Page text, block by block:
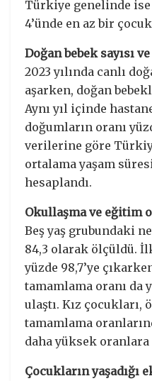
Türkiye genelinde ise
4’ünde en az bir
Doğan bebek sayısı
2023 yılında canlı
aşarken, doğan
Aynı yıl içinde
doğumların oranı
verilerine göre
ortalama yaşam
hesaplandı.
Okullaşma ve eğitim
Beş yaş grubundaki
84,3 olarak ölçüldü.
yüzde 98,7’ye
tamamlama oranı da
ulaştı. Kız
tamamlama
daha yüksek
Çocukların